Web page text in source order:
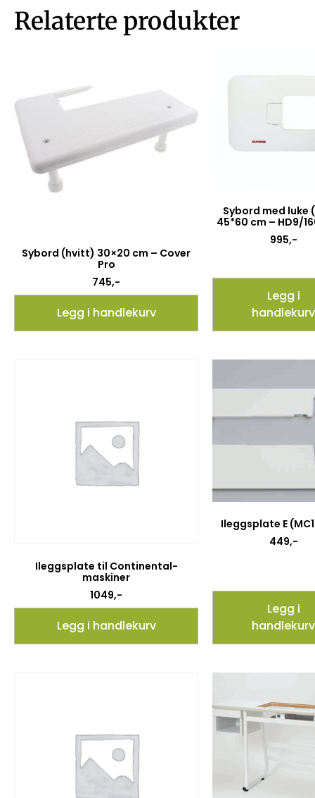
Relaterte produkter
Sybord (hvitt) 30×20 cm – Cover
Pro
745,-
Legg i handlekurv
Sybord med luke
45*60 cm – HD9/
995,-
Legg i
handlekurv
Ileggsplate til Continental-
maskiner
1049,-
Legg i handlekurv
Ileggsplate E
449,-
Legg i
handlekurv